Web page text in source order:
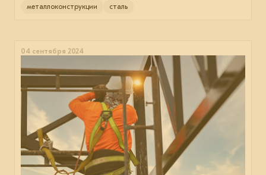
металлоконструкции сталь
04 сентября 2024